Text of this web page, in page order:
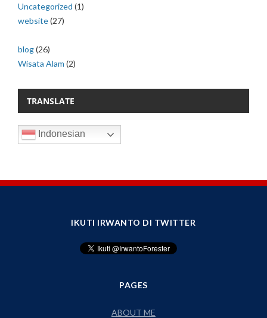
Uncategorized (1)
website(27)
blog(26)
Wisata Alam (2)
TRANSLATE
Indonesian
IKUTI IRWANTO DI TWITTER
PAGES
ABOUT ME